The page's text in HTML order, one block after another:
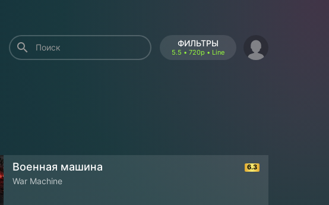
search ФИЛЬТРЫ
5.5 • 720p • Line
6.3
Военная машина
War Machine